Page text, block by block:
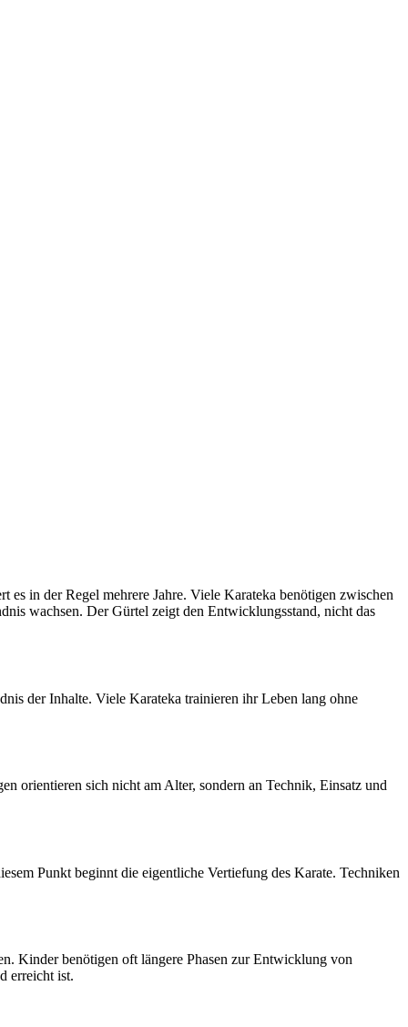
in der Regel mehrere Jahre. Viele Karateka benötigen zwischen
wachsen. Der Gürtel zeigt den Entwicklungsstand, nicht das
der Inhalte. Viele Karateka trainieren ihr Leben lang ohne
orientieren sich nicht am Alter, sondern an Technik, Einsatz und
Punkt beginnt die eigentliche Vertiefung des Karate. Techniken
Kinder benötigen oft längere Phasen zur Entwicklung von
erreicht ist.